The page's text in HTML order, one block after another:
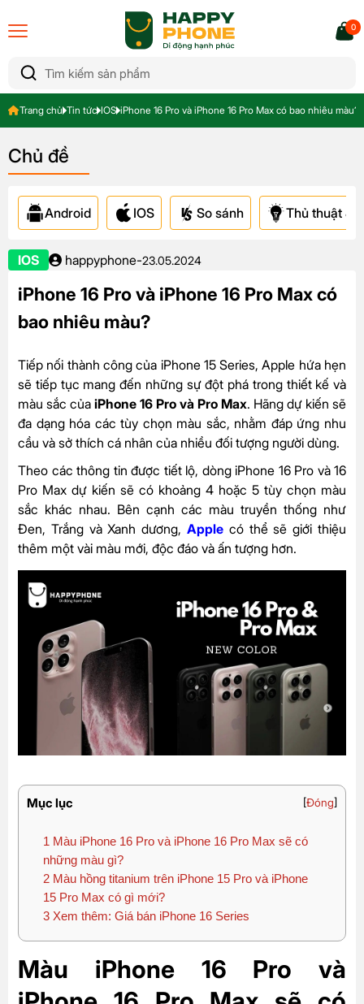
0
Trang chủ Tin tức IOS iPhone 16 Pro và iPhone 16 Pro Max có bao nhiêu màu?
Chủ đề
Android IOS So sánh Thủ thuật &
IOS happyphone-23.05.2024
iPhone 16 Pro và iPhone 16 Pro Max có
bao nhiêu màu?
Tiếp nối thành công của iPhone 15 Series, Apple hứa hẹn
sẽ tiếp tục mang đến những sự đột phá trong thiết kế và
màu sắc của iPhone 16 Pro và Pro Max. Hãng dự kiến sẽ
đa dạng hóa các tùy chọn màu sắc, nhằm đáp ứng nhu
cầu và sở thích cá nhân của nhiều đối tượng người dùng.
Theo các thông tin được tiết lộ, dòng iPhone 16 Pro và 16
Pro Max dự kiến sẽ có khoảng 4 hoặc 5 tùy chọn màu
sắc khác nhau. Bên cạnh các màu truyền thống như
Đen, Trắng và Xanh dương, Apple có thể sẽ giới thiệu
thêm một vài màu mới, độc đáo và ấn tượng hơn.
Mục lục [Đóng]
1 Màu iPhone 16 Pro và iPhone 16 Pro Max sẽ có
những màu gì?
2 Màu hồng titanium trên iPhone 15 Pro và iPhone
15 Pro Max có gì mới?
3 Xem thêm: Giá bán iPhone 16 Series
Màu iPhone 16 Pro và